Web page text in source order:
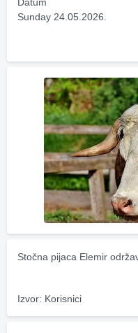
Sunday 24.05.2026.
Stočna pijaca Elemir
Izvor: Korisnici